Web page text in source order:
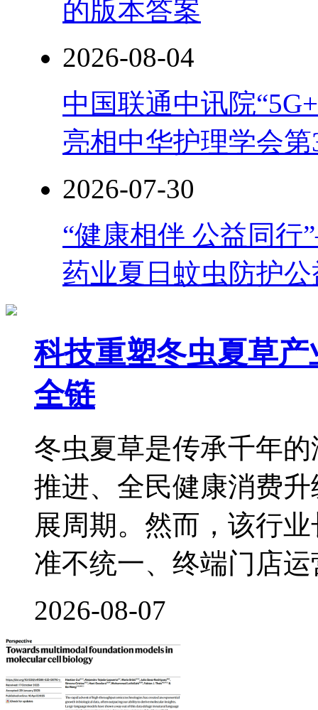
的版本答案
2026-08-04
中国联通中讯院
亮相中华护理学会
2026-07-30
“健康相伴 公益同
药业夏日蚊虫防护
科技重塑冬虫夏草
全链
冬虫夏草是传承千年
推进、全民健康消费
展周期。然而，该行
准不统一、终端门店运
2026-08-07